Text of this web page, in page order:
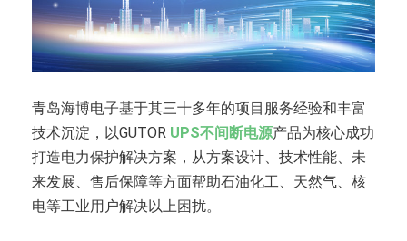
青岛海博电子基于其三十多年的项目服务经验和丰富
技术沉淀，以GUTOR UPS不间断电源产品为核心成功
打造电力保护解决方案，从方案设计、技术性能、未
来发展、售后保障等方面帮助石油化工、天然气、核
电等工业用户解决以上困扰。